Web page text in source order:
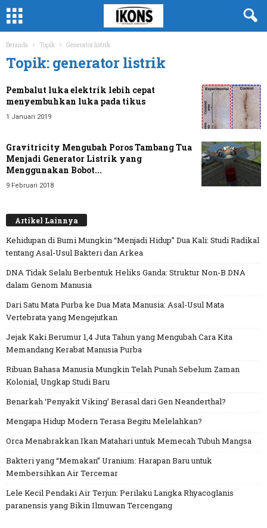
Beranda Topik Generator listrik
Topik: generator listrik
Pembalut luka elektrik lebih cepat
menyembuhkan luka pada tikus
1 Januari 2019
Gravitricity Mengubah Poros Tambang Tua
Menjadi Generator Listrik yang
Menggunakan Bobot...
9 Februari 2018
Artikel Lainnya
Kehidupan di Bumi Mungkin “Menjadi Hidup” Dua Kali: Studi Radikal
tentang Asal-Usul Bakteri dan Arkea
DNA Tidak Selalu Berbentuk Heliks Ganda: Struktur Non-B DNA
dalam Genom Manusia
Dari Satu Mata Purba ke Dua Mata Manusia: Asal-Usul Mata
Vertebrata yang Mengejutkan
Jejak Kaki Berumur 1,4 Juta Tahun yang Mengubah Cara Kita
Memandang Kerabat Manusia Purba
Ribuan Bahasa Manusia Mungkin Telah Punah Sebelum Zaman
Kolonial, Ungkap Studi Baru
Benarkah ‘Penyakit Viking’ Berasal dari Gen Neanderthal?
Mengapa Hidup Modern Terasa Begitu Melelahkan?
Orca Menabrakkan Ikan Matahari untuk Memecah Tubuh Mangsa
Bakteri yang “Memakan” Uranium: Harapan Baru untuk
Membersihkan Air Tercemar
Lele Kecil Pendaki Air Terjun: Perilaku Langka Rhyacoglanis
paranensis yang Bikin Ilmuwan Tercengang